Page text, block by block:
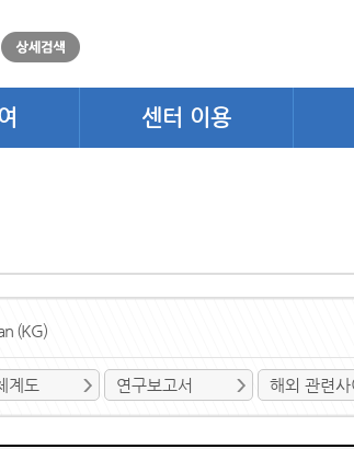
센터 이용
(KG)
계도 연구보고서 해외 관련사